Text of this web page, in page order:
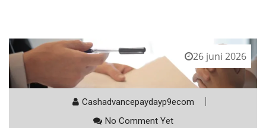
26 juni 2026
Cashadvancepaydayp9ecom
No Comment Yet